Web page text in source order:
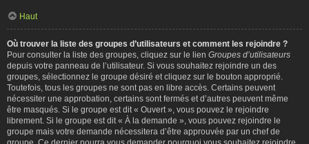
Haut
Où trouver la liste des groupes d’utilisateurs et comment les rejoindre ?
Pour consulter la liste des groupes, cliquez sur le lien Groupes d’utilisateurs
depuis votre panneau de l’utilisateur. Si vous souhaitez rejoindre un des
groupes, sélectionnez le groupe désiré et cliquez sur le bouton approprié.
Toutefois, tous les groupes ne sont pas en libre accès. Certains peuvent
nécessiter une approbation, certains sont fermés et d’autres peuvent même
être masqués. Si le groupe est dit « Ouvert », vous pouvez le rejoindre
librement. Si le groupe est dit « À la demande », vous pouvez rejoindre le
groupe mais votre demande nécessitera d’être approuvée par un chef de